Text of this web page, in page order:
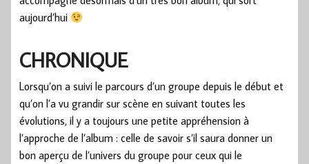
aujourd’hui
CHRONIQUE
Lorsqu’on a suivi le parcours d’un groupe depuis le début et
qu’on l’a vu grandir sur scène en suivant toutes les
évolutions, il y a toujours une petite appréhension à
l’approche de l’album : celle de savoir s’il saura donner un
bon aperçu de l’univers du groupe pour ceux qui le